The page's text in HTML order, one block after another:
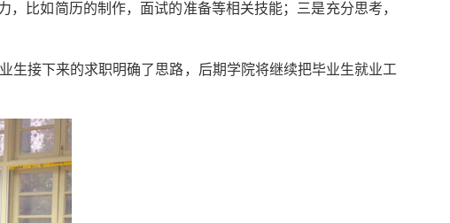
比如简历的制作，面试的准备等相关技能；三是充分思考，
生接下来的求职明确了思路，后期学院将继续把毕业生就业工